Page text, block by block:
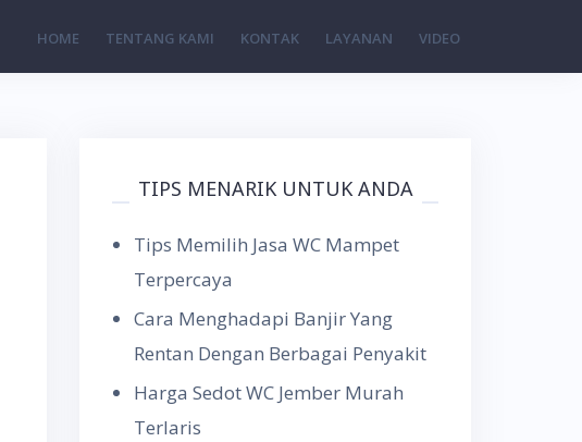
HOME TENTANG KAMI KONTAK LAYANAN VIDEO
TIPS MENARIK UNTUK ANDA
Tips Memilih Jasa WC Mampet
Terpercaya
Cara Menghadapi Banjir Yang
Rentan Dengan Berbagai Penyakit
Harga Sedot WC Jember Murah
Terlaris